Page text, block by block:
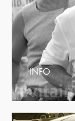
INFO